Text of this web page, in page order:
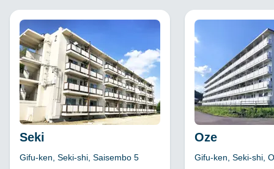
Seki
Gifu-ken, Seki-shi, Saisembo 5
Oze
Gifu-ken, Seki-shi,